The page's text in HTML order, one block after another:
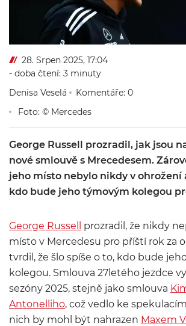
28. Srpen 2025, 17:04
- doba čtení: 3 minuty
Denisa Veselá
Komentáře: 0
Foto: © Mercedes
George Russell prozradil, jak jsou
nové smlouvě s Mrecedesem.
jeho místo nebylo nikdy v ohrožení
kdo bude jeho týmovým kolegou
George Russell
prozradil, že nikdy
místo v Mercedesu pro příští rok za
tvrdil, že šlo spíše o to, kdo bude
kolegou. Smlouva 27letého jezdce
sezóny 2025, stejně jako smlouva
Antonelliho, což vedlo ke
nich by mohl být nahrazen Maxem